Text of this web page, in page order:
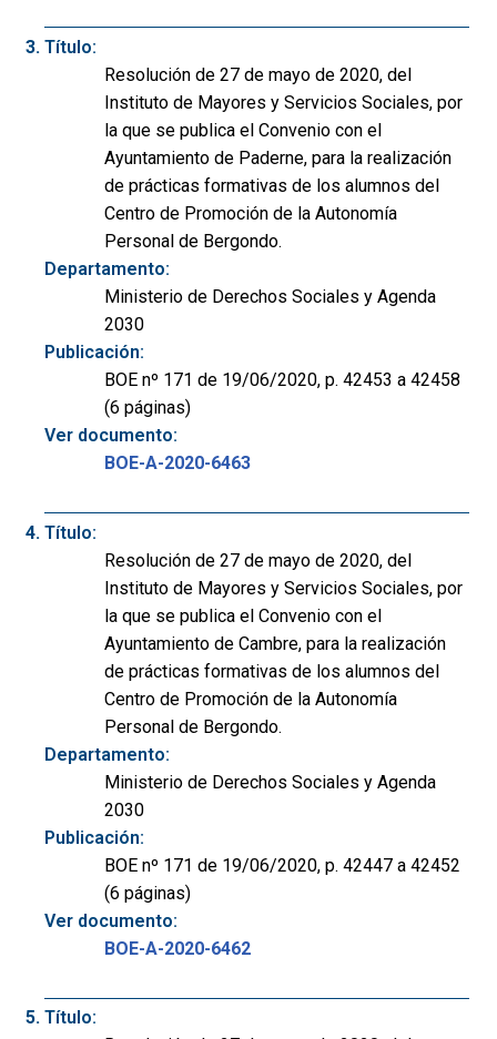
Título:
Resolución de 27 de mayo de 2020, del
Instituto de Mayores y Servicios Sociales, por
la que se publica el Convenio con el
Ayuntamiento de Paderne, para la realización
de prácticas formativas de los alumnos del
Centro de Promoción de la Autonomía
Personal de Bergondo.
Departamento:
Ministerio de Derechos Sociales y Agenda
2030
Publicación:
BOE nº 171 de 19/06/2020, p. 42453 a 42458
(6 páginas)
Ver documento:
BOE-A-2020-6463
Título:
Resolución de 27 de mayo de 2020, del
Instituto de Mayores y Servicios Sociales, por
la que se publica el Convenio con el
Ayuntamiento de Cambre, para la realización
de prácticas formativas de los alumnos del
Centro de Promoción de la Autonomía
Personal de Bergondo.
Departamento:
Ministerio de Derechos Sociales y Agenda
2030
Publicación:
BOE nº 171 de 19/06/2020, p. 42447 a 42452
(6 páginas)
Ver documento:
BOE-A-2020-6462
Título: